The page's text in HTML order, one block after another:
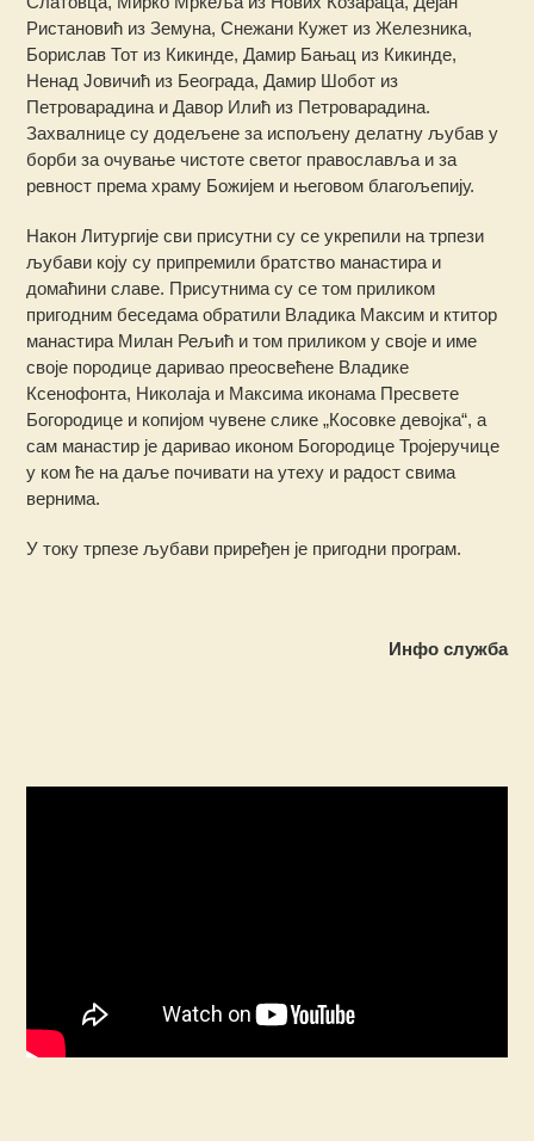
Ристановић из Земуна, Снежани Кужет из Железника,
Борислав Тот из Кикинде, Дамир Бањац из Кикинде,
Ненад Јовичић из Београда, Дамир Шобот из
Петроварадина и Давор Илић из Петроварадина.
Захвалнице су додељене за испољену делатну љубав у
борби за очување чистоте светог православља и за
ревност према храму Божијем и његовом благољепију.
Након Литургије сви присутни су се укрепили на трпези
љубави коју су припремили братство манастира и
домаћини славе. Присутнима су се том приликом
пригодним беседама обратили Владика Максим и ктитор
манастира Милан Рељић и том приликом у своје и име
своје породице даривао преосвећене Владике
Ксенофонта, Николаја и Максима иконама Пресвете
Богородице и копијом чувене слике „Косовке девојка“, а
сам манастир је даривао иконом Богородице Тројеручице
у ком ће на даље почивати на утеху и радост свима
вернима.
У току трпезе љубави приређен је пригодни програм.
Инфо служба